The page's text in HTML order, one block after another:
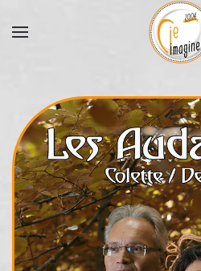
Accéder au contenu principal